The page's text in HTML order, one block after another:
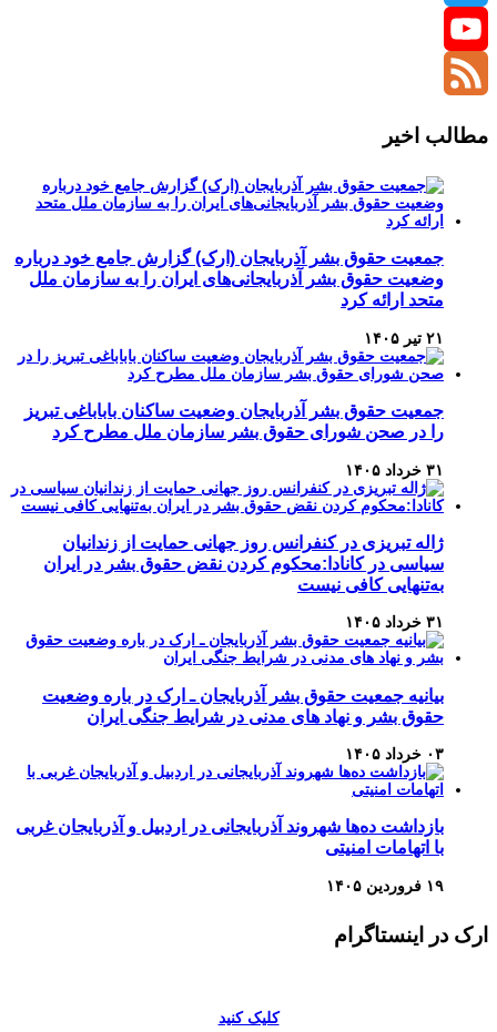
Twitter
YouTube
مطالب اخیر
جمعیت حقوق بشر آذربایجان (ارک) گزارش جامع خود درباره
وضعیت حقوق بشر آذربایجانی‌های ایران را به سازمان ملل
متحد ارائه کرد
۲۱ تیر ۱۴۰۵
جمعیت حقوق بشر آذربایجان وضعیت ساکنان باباباغی تبریز
را در صحن شورای حقوق بشر سازمان ملل مطرح کرد
۳۱ خرداد ۱۴۰۵
ژاله تبریزی در کنفرانس روز جهانی حمایت از زندانیان
سیاسی در کانادا:محکوم کردن نقض حقوق بشر در ایران
به‌تنهایی کافی نیست
۳۱ خرداد ۱۴۰۵
بیانیه جمعیت حقوق بشر آذربایجان ـ ارک در باره وضعیت
حقوق بشر و نهاد های مدنی در شرایط جنگی ایران
۰۳ خرداد ۱۴۰۵
بازداشت ده‌ها شهروند آذربایجانی در اردبیل و آذربایجان غربی
با اتهامات امنیتی
۱۹ فروردین ۱۴۰۵
ارک در اینستاگرام
کلیک کنید